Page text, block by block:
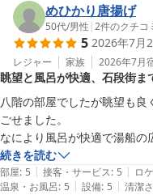
専門的な視点からアドバイ
ご指摘いただきました客室
して、早急に確認を行い、
す。
快適な環境をご提供できる
めてまいります。
今回いただいたご意見を清
いただきます。
この度は、お忙しい中、貴
ざいました。
またのお越しをスタッフ一
めひかり唐揚げ
50代/男性 |2件のクチコ
5 2026年7月
レジャー 家族 2026年7月
眺望と風呂が快適、石段街ま
八階の部屋でしたが眺望も
ごせました。
なにより風呂が快適で湯船の
いて言えば石段街まで少し距
行く場合、年配の方はこたえ
続きを読む
部屋: 5 | 接客・サービス: 5 | ロ
温泉・お風呂: 5 | 設備: 5 | 清潔さ